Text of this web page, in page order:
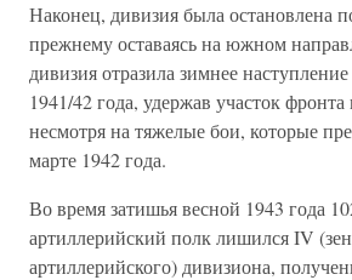
Наконец, дивизия была остановлена
прежнему оставаясь на южном
дивизия отразила зимнее
1941/42 года, удержав участок
несмотря на тяжелые бои, которые
марте 1942 года.
Во время затишья весной 1943 года
артиллерийский полк лишился IV
артиллерийского) дивизиона,